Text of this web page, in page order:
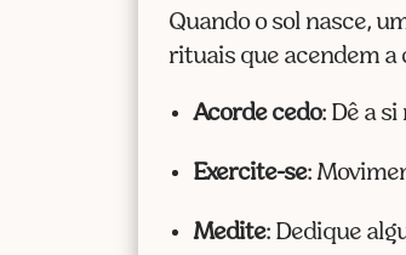
Quando o sol nasce,
rituais que acendem a
Acorde cedo: Dê a
Exercite-se:
Medite: Dedique